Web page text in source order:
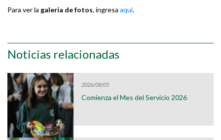
Para ver la galería de fotos, ingresa aquí.
Noticias relacionadas
2026/08/05
Comienza el Mes del Servicio 2026